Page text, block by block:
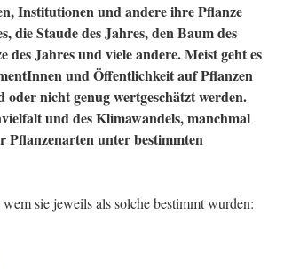
Institutionen und andere ihre Pflanze
die Staude des Jahres, den Baum des
Jahres und viele andere. Meist geht es
und Öffentlichkeit auf Pflanzen
nicht genug wertgeschätzt werden.
und des Klimawandels, manchmal
Pflanzenarten unter bestimmten
sie jeweils als solche bestimmt wurden: